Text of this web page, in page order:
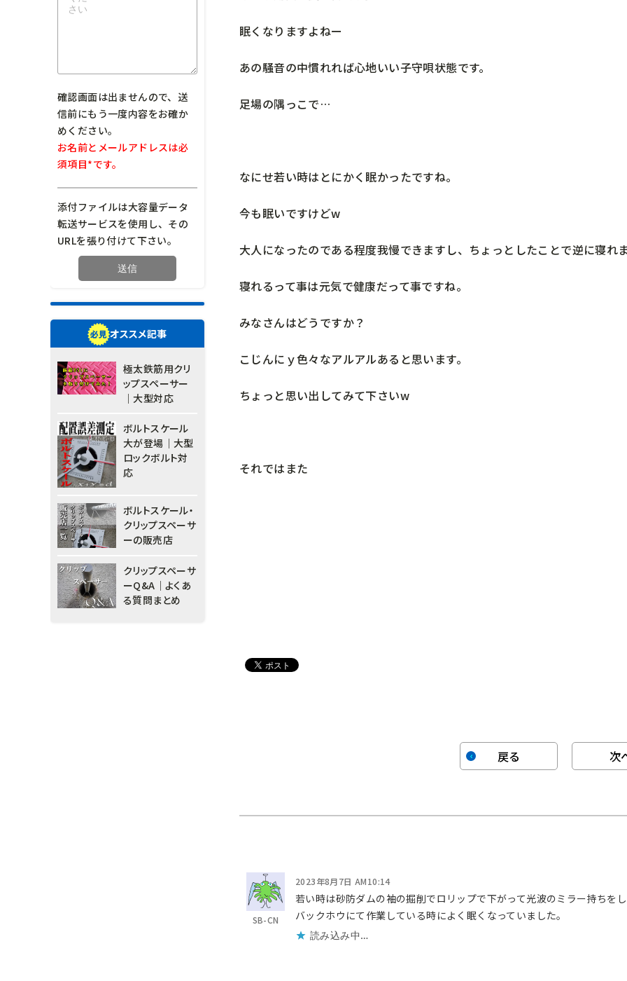
眠くなりますよねー
あの騒音の中慣れれば心地いい子守唄状態です。
足場の隅っこで…
なにせ若い時はとにかく眠かったですね。
今も眠いですけどw
大人になったのである程度我慢できますし、ちょっとしたことで逆に寝れ
寝れるって事は元気で健康だって事ですね。
みなさんはどうですか？
こじんにｙ色々なアルアルあると思います。
ちょっと思い出してみて下さいw
それではまた
戻る 次
SB-CN
2023年8月7日 AM10:14
若い時は砂防ダムの袖の掘削でロリップで下がって光波のミラー持ちを
バックホウにて作業している時によく眠くなっていました。
読み込み中…
確認画面は出ませんので、送
信前にもう一度内容をお確か
めください。
お名前とメールアドレスは必
須項目*です。
添付ファイルは大容量データ
転送サービスを使用し、その
URLを張り付けて下さい。
オススメ記事
極太鉄筋用クリ
ップスペーサー
｜大型対応
ボルトスケール
大が登場｜大型
ロックボルト対
応
ボルトスケール・
クリップスペーサ
ーの販売店
クリップスペーサ
ーQ&A｜よくあ
る質問まとめ